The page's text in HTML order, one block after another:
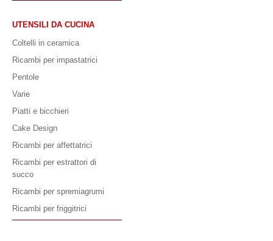
UTENSILI DA CUCINA
Coltelli in ceramica
Ricambi per impastatrici
Pentole
Varie
Piatti e bicchieri
Cake Design
Ricambi per affettatrici
Ricambi per estrattori di
succo
Ricambi per spremiagrumi
Ricambi per friggitrici